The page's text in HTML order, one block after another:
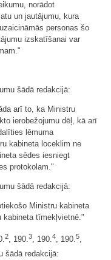
norādot
un jautājumu, kura
personas šo
izskatīšanai var
šādā redakcijā:
arī to, ka Ministru
ierobežojumu dēļ, kā arī
lēmuma
kabineta loceklim ne
sēdes iesniegt
protokolam."
šādā redakcijā:
Ministru kabineta
kabineta tīmekļvietnē."
2, 190.3, 190.4, 190.5,
šādā redakcijā: